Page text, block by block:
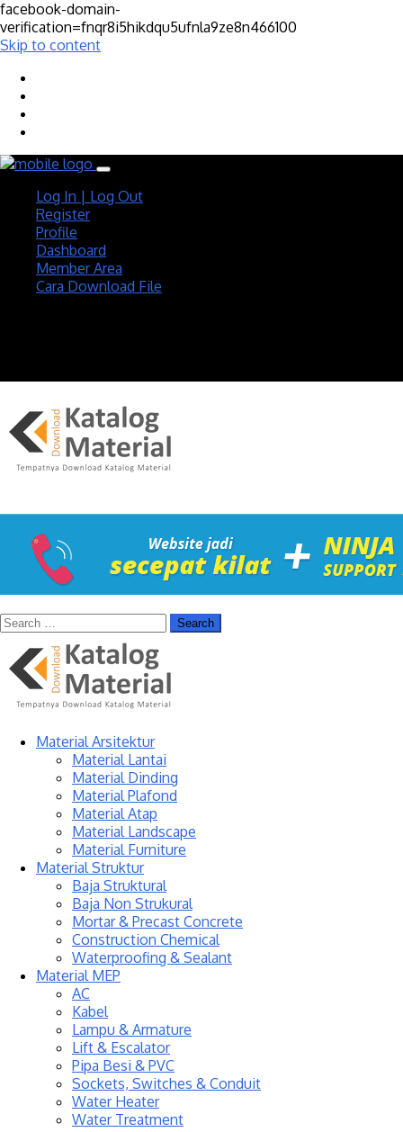
facebook-domain-
verification=fnqr8i5hikdqu5ufnla9ze8n466100
Skip to content
Log In | Log Out
Register
Profile
Dashboard
Member Area
Cara Download File
Material Arsitektur
Material Lantai
Material Dinding
Material Plafond
Material Atap
Material Landscape
Material Furniture
Material Struktur
Baja Struktural
Baja Non Strukural
Mortar & Precast Concrete
Construction Chemical
Waterproofing & Sealant
Material MEP
AC
Kabel
Lampu & Armature
Lift & Escalator
Pipa Besi & PVC
Sockets, Switches & Conduit
Water Heater
Water Treatment